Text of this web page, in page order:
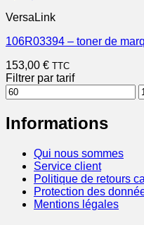
VersaLink
106R03394 – toner de
153,00 € TTC
Filtrer par tarif
Prix
min
Informations
Qui nous sommes
Service client
Politique de retours
Protection des
Mentions légales